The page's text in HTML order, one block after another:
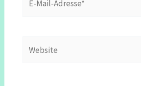
Mail-